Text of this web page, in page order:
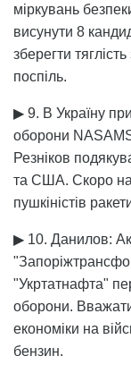
міркувань
висунути 8
зберегти
поспіль.
▶ 9. В Україну
оборони
Резніков
та США. Скоро
пушкіністів
▶ 10. Данилов:
"Укртатнафта"
оборони.
економіки на
бензин.